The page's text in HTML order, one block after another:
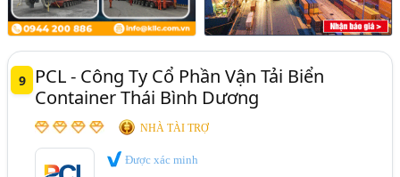
9
PCL - Công Ty Cổ Phần Vận Tải Biển
Container Thái Bình Dương
NHÀ TÀI TRỢ
Được xác minh